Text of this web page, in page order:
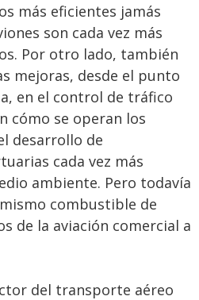
más eficientes jamás
son cada vez más
Por otro lado, también
mejoras, desde el punto
en el control de tráfico
cómo se operan los
desarrollo de
cada vez más
ambiente. Pero todavía
combustible de
de la aviación comercial a
del transporte aéreo